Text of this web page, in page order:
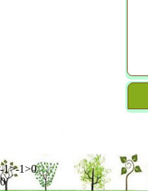
-1>-1>0
0